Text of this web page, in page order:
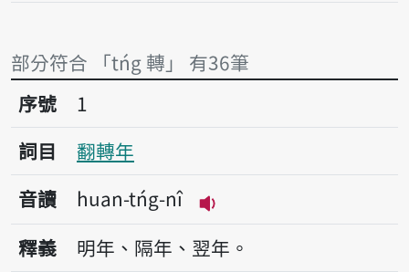
部分符合 「tńg 轉」 有36筆
序號1翻轉年
序號
1
詞目
翻轉年
音讀
huan-tńg-nî
播放音讀huan-tńg-nî
釋義
明年、隔年、翌年。